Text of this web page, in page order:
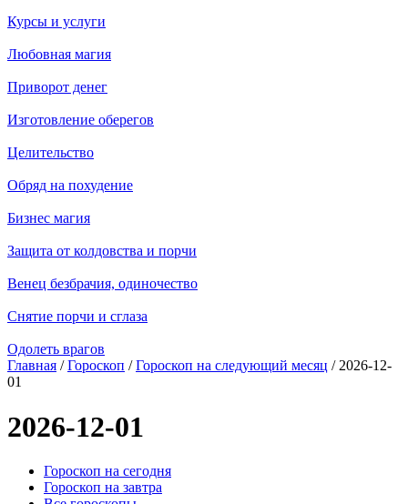
Курсы и услуги
Любовная магия
Приворот денег
Изготовление оберегов
Целительство
Обряд на похудение
Бизнес магия
Защита от колдовства и порчи
Венец безбрачия, одиночество
Снятие порчи и сглаза
Одолеть врагов
Главная /Гороскоп /Гороскоп на следующий месяц / 2026-12-
01
2026-12-01
Гороскоп на сегодня
Гороскоп на завтра